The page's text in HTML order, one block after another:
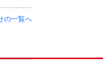
の一覧へ